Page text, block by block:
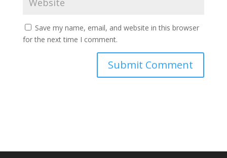
Save my name, email, and website in this browser
for the next time I comment.